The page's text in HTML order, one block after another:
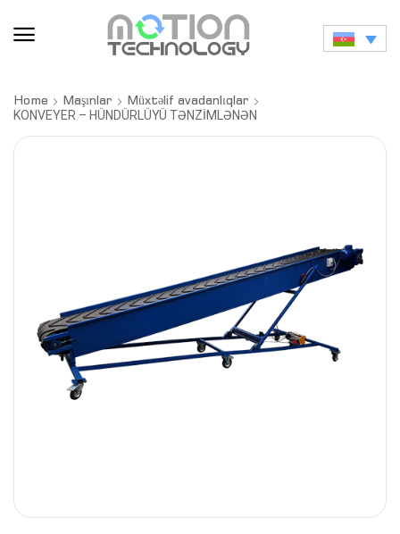
Home Maşınlar Müxtəlif avadanlıqlar
KONVEYER – HÜNDÜRLÜYÜ TƏNZİMLƏNƏN